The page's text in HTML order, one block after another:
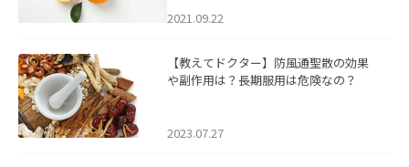
2021.09.22
【教えてドクター】防風通聖散の効果
や副作用は？長期服用は危険なの？
2023.07.27